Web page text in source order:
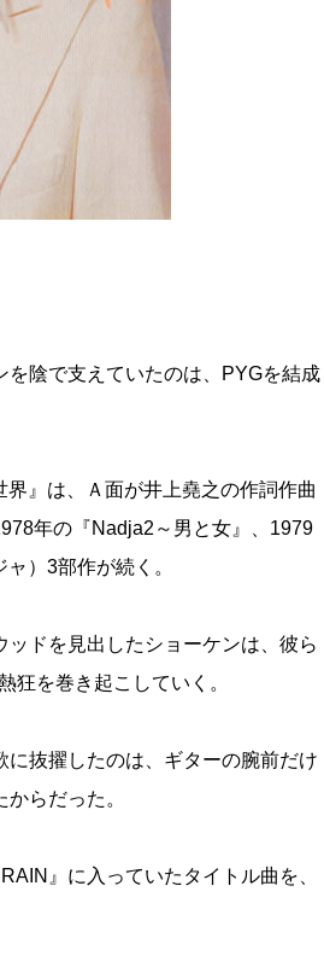
陰で支えていたのは、PYGを結成
』は、Ａ面が井上堯之の作詞作曲
年の『Nadja2～男と女』、1979
）3部作が続く。
ドを見出したショーケンは、彼ら
狂を巻き起こしていく。
抜擢したのは、ギターの腕前だけ
らだった。
』に入っていたタイトル曲を、